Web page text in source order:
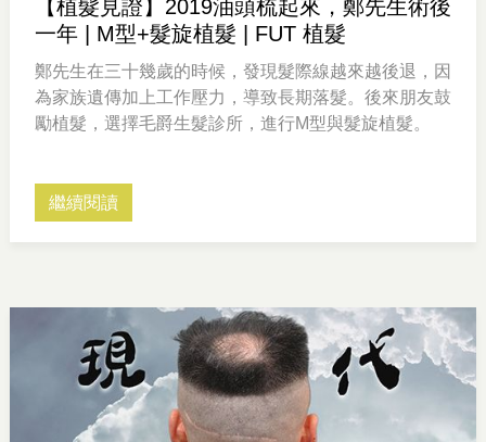
【植髮見證】2019油頭梳起來，鄭先生術後
一年 | M型+髮旋植髮 | FUT 植髮
鄭先生在三十幾歲的時候，發現髮際線越來越後退，因
為家族遺傳加上工作壓力，導致長期落髮。後來朋友鼓
勵植髮，選擇毛爵生髮診所，進行M型與髮旋植髮。
繼續閱讀